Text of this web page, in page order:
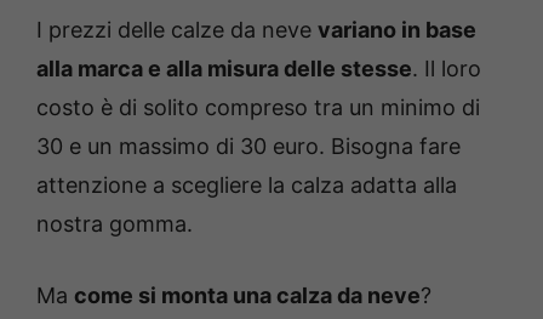
I prezzi delle calze da neve variano in base
alla marca e alla misura delle stesse. Il loro
costo è di solito compreso tra un minimo di
30 e un massimo di 30 euro. Bisogna fare
attenzione a scegliere la calza adatta alla
nostra gomma.
Ma come si monta una calza da neve?